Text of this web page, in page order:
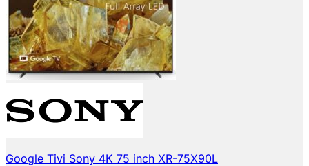
Google Tivi Sony 4K 75 inch XR-75X90L